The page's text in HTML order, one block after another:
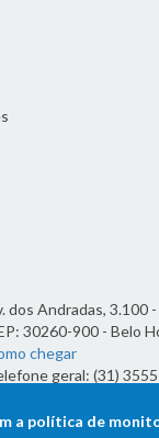
dos Andradas, 3.100
30260-900 - Belo
chegar
geral: (31)
às 19h
a política de